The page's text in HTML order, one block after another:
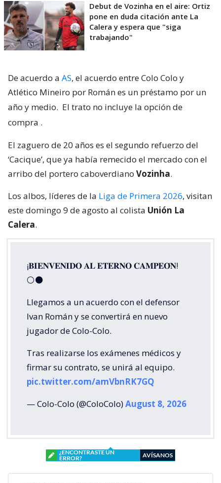
Debut de Vozinha en el aire: Ortiz
pone en duda citación ante La
Calera y espera que "siga
trabajando"
De acuerdo a AS, el acuerdo entre Colo Colo y
Atlético Mineiro por Román es un préstamo por un
año y medio. El trato no incluye la opción de
compra .
El zaguero de 20 años es el segundo refuerzo del
‘Cacique’, que ya había remecido el mercado con el
arribo del portero caboverdiano Vozinha.
Los albos, líderes de la Liga de Primera 2026, visitan
este domingo 9 de agosto al colista Unión La
Calera.
¡𝐁𝐈𝐄𝐍𝐕𝐄𝐍𝐈𝐃𝐎 𝐀𝐋 𝐄𝐓𝐄𝐑𝐍𝐎 𝐂𝐀𝐌𝐏𝐄𝐎́𝐍!
⚪⚫
Llegamos a un acuerdo con el defensor
Ivan Román y se convertirá en nuevo
jugador de Colo-Colo.
Tras realizarse los exámenes médicos y
firmar su contrato, se unirá al equipo.
pic.twitter.com/amVbnRK7GQ
— Colo-Colo (@ColoColo)August 8, 2026
¿ENCONTRASTE UN
ERROR?
AVÍSANOS